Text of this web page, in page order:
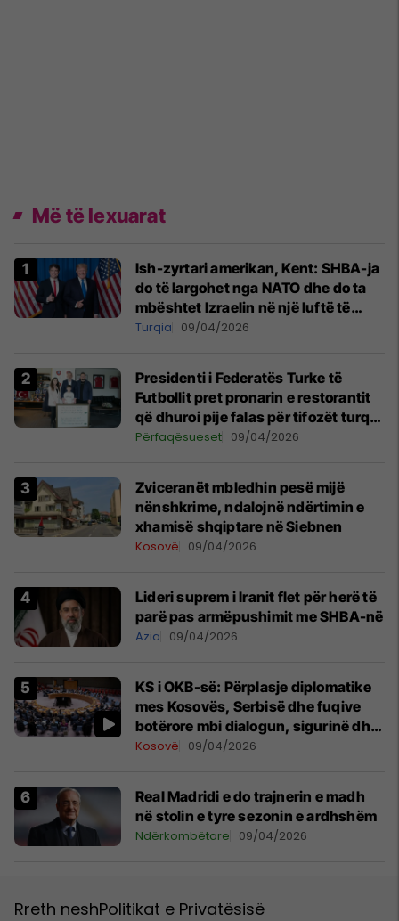
Më të lexuarat
Ish-zyrtari amerikan, Kent: SHBA-ja
do të largohet nga NATO dhe do ta
mbështet Izraelin në një luftë të
mundshme me Turqinë në Siri
Turqia 09/04/2026
Presidenti i Federatës Turke të
Futbollit pret pronarin e restorantit
që dhuroi pije falas për tifozët turq
në Prishtinë
Përfaqësueset 09/04/2026
Zviceranët mbledhin pesë mijë
nënshkrime, ndalojnë ndërtimin e
xhamisë shqiptare në Siebnen
Kosovë 09/04/2026
Lideri suprem i Iranit flet për herë të
parë pas armëpushimit me SHBA-në
Azia 09/04/2026
KS i OKB-së: Përplasje diplomatike
mes Kosovës, Serbisë dhe fuqive
botërore mbi dialogun, sigurinë dhe
UNMIK-un
Kosovë 09/04/2026
Real Madridi e do trajnerin e madh
në stolin e tyre sezonin e ardhshëm
Ndërkombëtare 09/04/2026
Rreth neshPolitikat e Privatësisë